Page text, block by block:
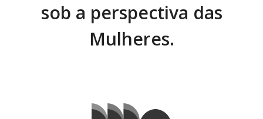
sob a perspectiva das
Mulheres.